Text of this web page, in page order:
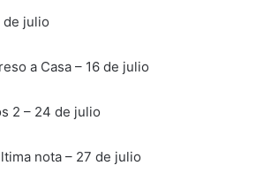
de julio
a Casa – 16 de julio
2 – 24 de julio
nota – 27 de julio